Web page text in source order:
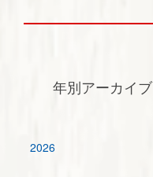
年別アーカイブ
2026